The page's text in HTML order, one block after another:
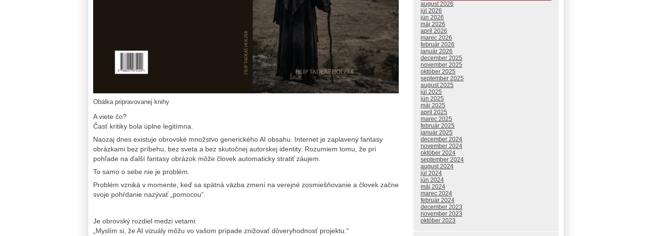
Obálka pripravovanej knihy
A viete čo?
Časť kritiky bola úplne legitímna.
Naozaj dnes existuje obrovské množstvo generického AI obsahu. Internet je zaplavený fantasy
obrázkami bez príbehu, bez sveta a bez skutočnej autorskej identity. Rozumiem tomu, že pri
pohľade na ďalší fantasy obrázok môže človek automaticky stratiť záujem.
To samo o sebe nie je problém.
Problém vzniká v momente, keď sa spätná väzba zmení na verejné zosmiešňovanie a človek začne
svoje pohŕdanie nazývať „pomocou“.
Je obrovský rozdiel medzi vetami:
„Myslím si, že AI vizuály môžu vo vašom prípade znižovať dôveryhodnosť projektu.“
august 2026
júl 2026
jún 2026
máj 2026
apríl 2026
marec 2026
február 2026
január 2026
december 2025
november 2025
október 2025
september 2025
august 2025
júl 2025
jún 2025
máj 2025
apríl 2025
marec 2025
február 2025
január 2025
december 2024
november 2024
október 2024
september 2024
august 2024
júl 2024
jún 2024
máj 2024
marec 2024
február 2024
december 2023
november 2023
október 2023